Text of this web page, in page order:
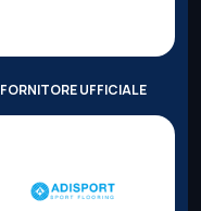
FORNITORE UFFICIALE